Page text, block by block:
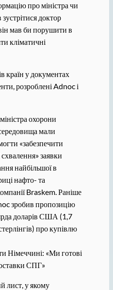
про міністра чи
доктор
мав би порушити в
кліматичні
країн у документах
розроблені Adnoc і
охорони
мали
«забезпечити
заявки
найбільшої в
нафто- та
Braskem. Раніше
зробив пропозицію
доларів США (1,7
про купівлю
Німеччині: «Ми готові
СПГ»
лист, у якому